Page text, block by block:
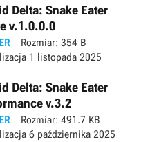
Delta: Snake Eater
v.1.0.0.0
Rozmiar: 354 B
1 listopada 2025
Delta: Snake Eater
v.3.2
Rozmiar: 491.7 KB
6 października 2025